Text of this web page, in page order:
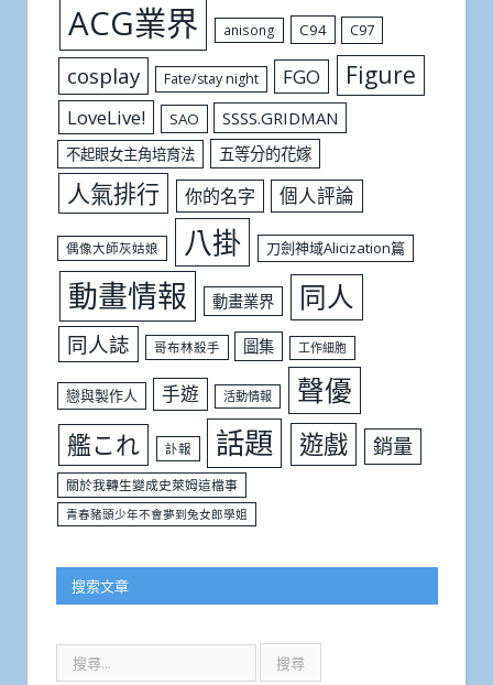
ACG業界 anisong C94 C97
cosplay Fate/stay night FGO Figure
LoveLive! SAO SSSS.GRIDMAN
不起眼女主角培育法 五等分的花嫁
人氣排行 你的名字 個人評論
偶像大師灰姑娘 八掛 刀劍神域Alicization篇
動畫情報 動畫業界 同人
同人誌 哥布林殺手 圖集 工作細胞
戀與製作人 手遊 活動情報 聲優
艦これ 訃報 話題 遊戲 銷量
關於我轉生變成史萊姆這檔事
青春豬頭少年不會夢到兔女郎學姐
搜索文章